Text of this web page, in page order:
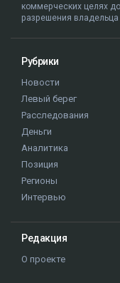
коммерческих целях
разрешения владельца
Рубрики
Новости
Левый берег
Расследования
Деньги
Аналитика
Позиция
Регионы
Интервью
Редакция
О проекте